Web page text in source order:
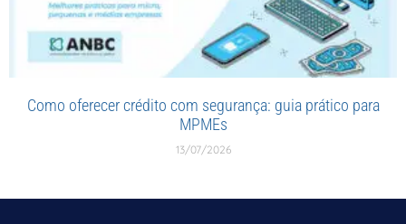
Como oferecer crédito com segurança: guia prático para
MPMEs
13/07/2026